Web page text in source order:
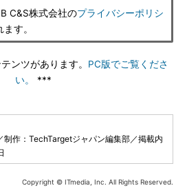
C&S株式会社のプライバシーポリシ
す。
ンツがあります。 PC版でご覧くださ
い。
***
制作：TechTargetジャパン編集部／掲載内
Copyright © ITmedia, Inc. All Rights Reserved.